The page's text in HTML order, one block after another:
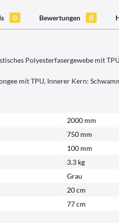
0 Bewertungen 0
Polyesterfasergewebe mit
mit TPU, Innerer Kern:
2000 mm
750 mm
100 mm
3.3 kg
Grau
20 cm
77 cm